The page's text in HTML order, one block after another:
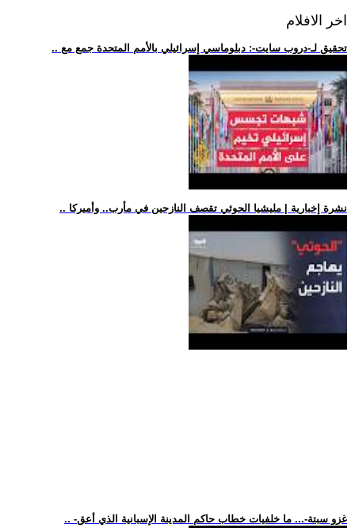
اخر الافلام
.. تحقيق لـ-دروب سايت-: دبلوماسي إسرائيلي بالأمم المتحدة جمع مع
.. نشرة إخبارية | مليشيا الحوثي تقصف النازحين في مأرب.. وأميركا
.. -غزو سبتة-... ما خلفيات خطاب حاكم المدينة الإسبانية الذي أعق